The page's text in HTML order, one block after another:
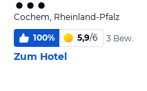
Cochem, Rheinland-Pfalz
100% 5,9/6 3 Bew.
Zum Hotel